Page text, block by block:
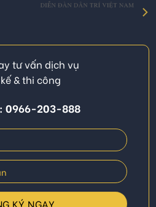
tư vấn dịch vụ
& thi công
0966-203-888